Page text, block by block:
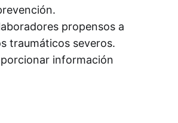
propensos a
traumáticos severos.
información